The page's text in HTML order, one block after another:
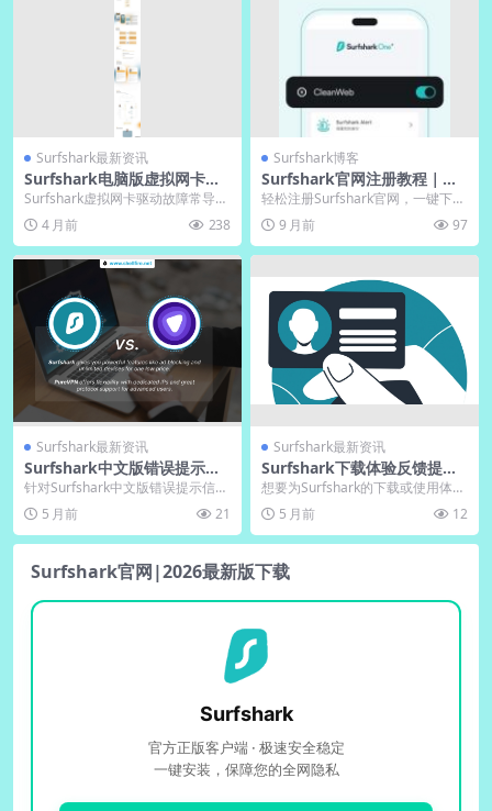
Surfshark最新资讯
Surfshark电脑版虚拟网卡驱
动问题排查修复
Surfshark虚拟网卡驱动故障常导致
VPN无法连接、网络中断或系统蓝
屏，根源...
4 月前 238
Surfshark博客
Surfshark官网注册教程｜一
键下载VPN保护隐私
轻松注册Surfshark官网，一键下载
VPN，畅享安全网络。电脑版下载
方便快捷...
9 月前 97
Surfshark最新资讯
Surfshark中文版错误提示信
息本地化改进建议
针对Surfshark中文版错误提示信息
本地化改进，本文深入分析了当前
翻译生硬、...
5 月前 21
Surfshark最新资讯
Surfshark下载体验反馈提交
渠道与奖励机制
想要为Surfshark的下载或使用体验
提供反馈并可能获得奖励？最直接
的途径是通...
5 月前 12
Surfshark官网|2026最新版下载
Surfshark
官方正版客户端 · 极速安全稳定
一键安装，保障您的全网隐私